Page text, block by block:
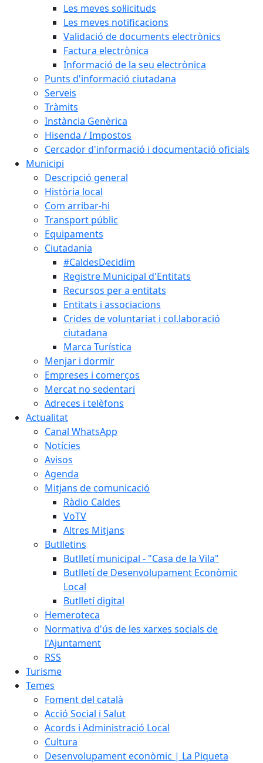
Les meves sol·licituds
Les meves notificacions
Validació de documents electrònics
Factura electrònica
Informació de la seu electrònica
Punts d'informació ciutadana
Serveis
Tràmits
Instància Genèrica
Hisenda / Impostos
Cercador d'informació i documentació oficials
Municipi
Descripció general
Història local
Com arribar-hi
Transport públic
Equipaments
Ciutadania
#CaldesDecidim
Registre Municipal d'Entitats
Recursos per a entitats
Entitats i associacions
Crides de voluntariat i col.laboració
ciutadana
Marca Turística
Menjar i dormir
Empreses i comerços
Mercat no sedentari
Adreces i telèfons
Actualitat
Canal WhatsApp
Notícies
Avisos
Agenda
Mitjans de comunicació
Ràdio Caldes
VoTV
Altres Mitjans
Butlletins
Butlletí municipal - "Casa de la Vila"
Butlletí de Desenvolupament Econòmic
Local
Butlletí digital
Hemeroteca
Normativa d'ús de les xarxes socials de
l'Ajuntament
RSS
Turisme
Temes
Foment del català
Acció Social i Salut
Acords i Administració Local
Cultura
Desenvolupament econòmic | La Piqueta